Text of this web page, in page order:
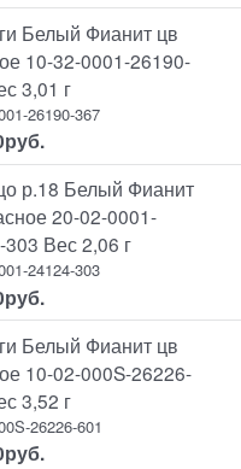
Белый Фианит цв
10-32-0001-26190-
3,01 г
26190-367
руб.
р.18 Белый Фианит
20-02-0001-
Вес 2,06 г
24124-303
руб.
Белый Фианит цв
10-02-000S-26226-
3,52 г
26226-601
руб.